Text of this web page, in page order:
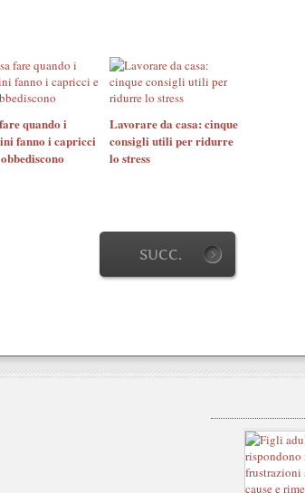
quando i
fanno i capricci
Lavorare da casa: cinque
consigli utili per ridurre
lo stress
SUCC.